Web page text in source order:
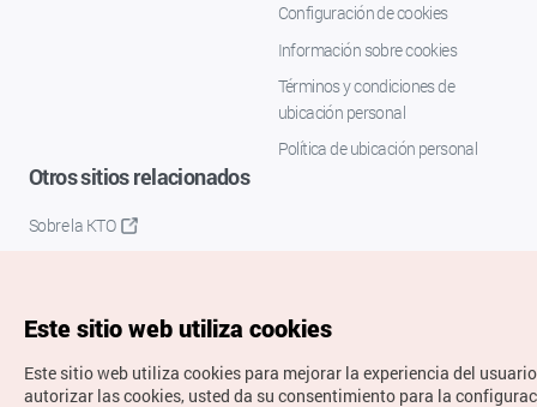
Configuración de cookies
Información sobre cookies
Términos y condiciones de
ubicación personal
Política de ubicación personal
Otros sitios relacionados
Sobre la KTO
Este sitio web utiliza cookies
Este sitio web utiliza cookies para mejorar la experiencia del
autorizar las cookies, usted da su consentimiento para la